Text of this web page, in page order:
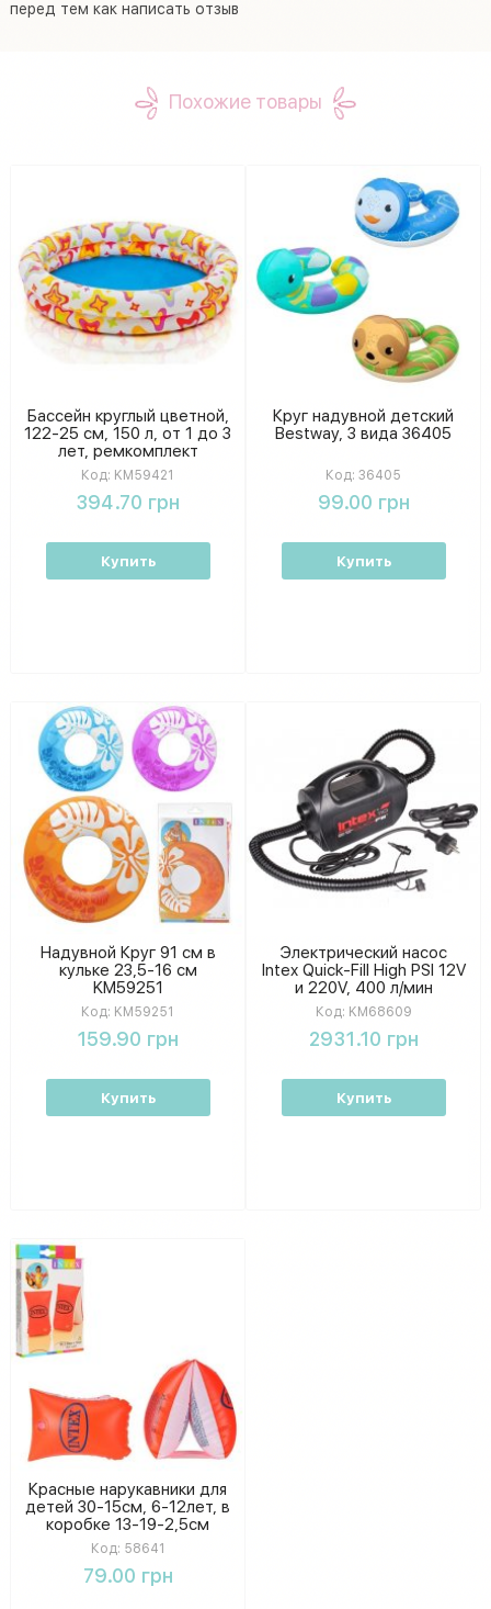
перед тем как написать отзыв
Похожие товары
Бассейн круглый цветной,
122-25 см, 150 л, от 1 до 3
лет, ремкомплект
KM59421
Код: KM59421
394.70 грн
Купить
Круг надувной детский
Bestway, 3 вида 36405
Код: 36405
99.00 грн
Купить
Надувной Круг 91 см в
кульке 23,5-16 см
KM59251
Код: KM59251
159.90 грн
Купить
Электрический насос
Intex Quick-Fill High PSI 12V
и 220V, 400 л/мин
KM68609
Код: KM68609
2931.10 грн
Купить
Красные нарукавники для
детей 30-15см, 6-12лет, в
коробке 13-19-2,5см
Код: 58641
79.00 грн